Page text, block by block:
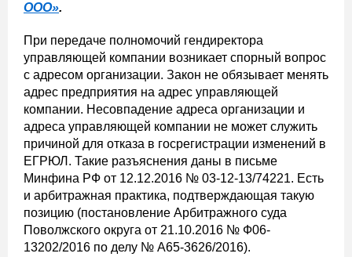
ООО».
При передаче полномочий гендиректора
управляющей компании возникает спорный вопрос
с адресом организации. Закон не обязывает менять
адрес предприятия на адрес управляющей
компании. Несовпадение адреса организации и
адреса управляющей компании не может служить
причиной для отказа в госрегистрации изменений в
ЕГРЮЛ. Такие разъяснения даны в письме
Минфина РФ от 12.12.2016 № 03-12-13/74221. Есть
и арбитражная практика, подтверждающая такую
позицию (постановление Арбитражного суда
Поволжского округа от 21.10.2016 № Ф06-
13202/2016 по делу № А65-3626/2016).